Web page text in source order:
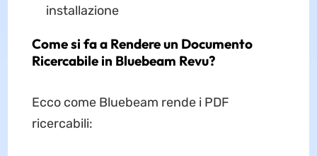
installazione
Come si fa a Rendere un Documento
Ricercabile in Bluebeam Revu?
Ecco come Bluebeam rende i PDF
ricercabili: